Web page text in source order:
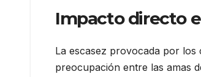
Impacto directo
La escasez provocada por
preocupación entre las amas